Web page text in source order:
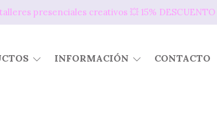
presenciales creativos 💥​ 15% DESCUENTO
INFORMACIÓN CONTACTO